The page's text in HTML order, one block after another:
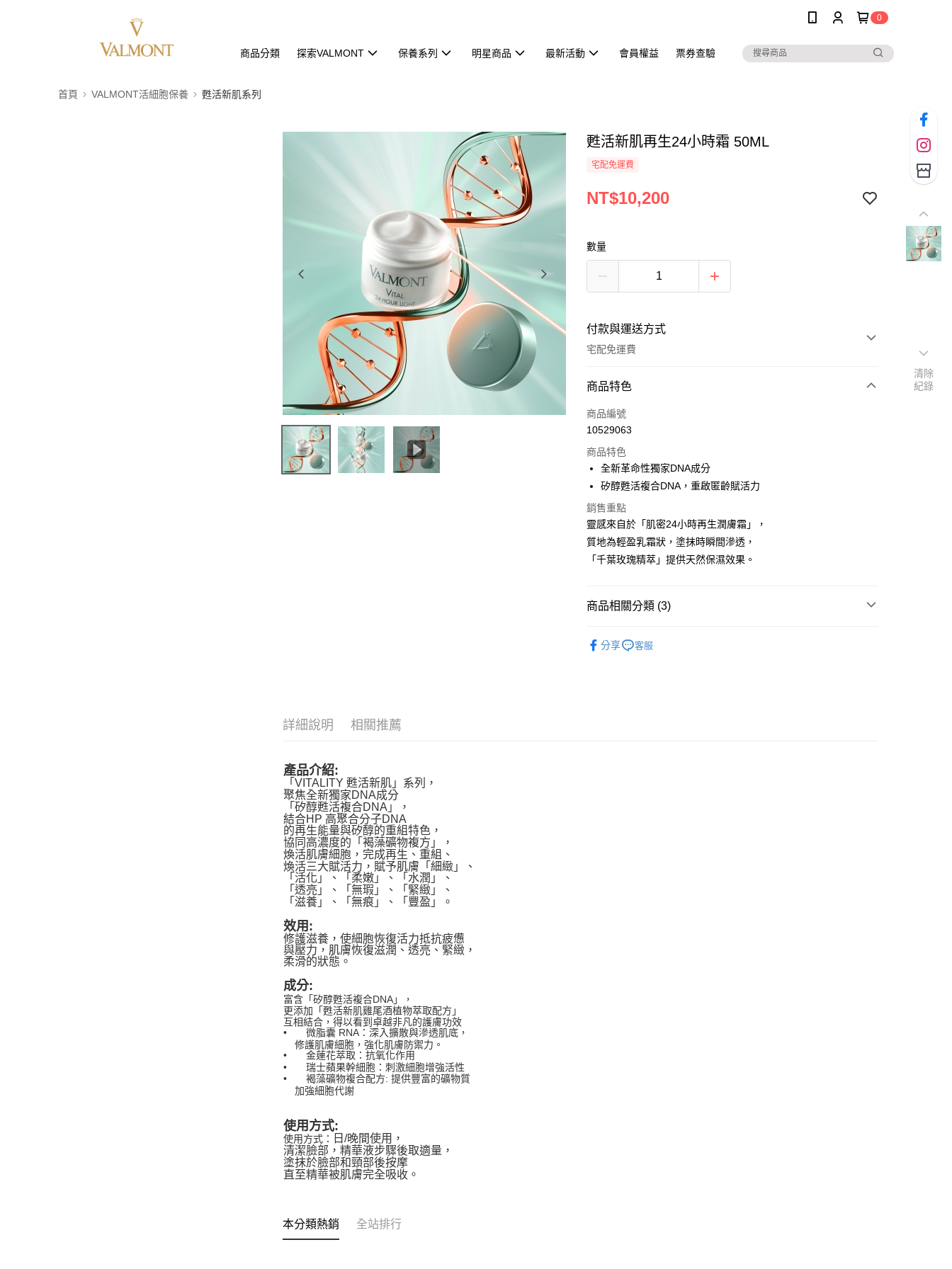
0
商品分類 探索VALMONT 保養系列 明星商品 最新活動 會員權益 票券查驗
首頁 VALMONT活細胞保養 甦活新肌系列
甦活新肌再生24小時霜 50ML
宅配免運費
NT$10,200
數量
付款與運送方式
宅配免運費
付款方式
信用卡一次付款
3 期 0 利率 每期 NT$3,400
合作金庫商業銀行
第一商業銀行
上海商業儲蓄銀行
國泰世華商業銀行
兆豐國際商業銀行
臺灣中小企業銀行
台中商業銀行
匯豐（台灣）商業銀行
華泰商業銀行
玉山商業銀行
6 期 0 利率 每期 NT$1,700
合作金庫商業銀行
華南商業銀行
彰化商業銀行
國泰世華商業銀行
臺灣中小企業銀行
台中商業銀行
元大商業銀行
台新國際商業銀行
台灣樂天信用卡公司
運送方式
宅配
商品特色
商品編號
10529063
商品特色
全新革命性獨家DNA成分
矽醇甦活複合DNA，重啟匿齡賦活力
銷售重點
靈感來自於「肌密24小時再生潤膚霜」，
質地為輕盈乳霜狀，塗抹時瞬間滲透，
「千葉玫瑰精萃」提供天然保濕效果。
商品相關分類 (3)
分享 客服
詳細說明 相關推薦
產品介紹:
「VITALITY 甦活新肌」系列，
聚焦全新獨家DNA成分
「矽醇甦活複合DNA」，
結合HP 高聚合分子DNA
的再生能量與矽醇的重組特色，
協同高濃度的「褐藻礦物複方」，
煥活肌膚細胞，完成再生、重組、
煥活三大賦活力，賦予肌膚「細緻」、
「活化」、「柔嫩」、「水潤」、
「透亮」、「無瑕」、「緊緻」、
「滋養」、「無痕」、「豐盈」。
效用:
修護滋養，使細胞恢復活力抵抗疲憊
與壓力，肌膚恢復滋潤、透亮、緊緻，
柔滑的狀態。
成分:
富含「矽醇甦活複合DNA」，
更添加「甦活新肌雞尾酒植物萃取配方」
互相結合，得以看到卓越非凡的護膚功效
•
微脂囊 RNA：深入擴散與滲透肌底，
修護肌膚細胞，強化肌膚防禦力。
•
金蓮花萃取：抗氧化作用
•
瑞士蘋果幹細胞：刺激細胞增強活性
•
褐藻礦物複合配方: 提供豐富的礦物質
加強細胞代謝
使用方式:
使用方式：
日/晚間使用，
清潔臉部，精華液步驟後取適量，
塗抹於臉部和頸部後按摩
直至精華被肌膚完全吸收。
本分類熱銷 全站排行
清除
紀錄